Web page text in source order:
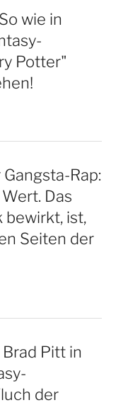
wie in
Potter"
Rap:
Das
bewirkt, ist,
Seiten der
Pitt in
der